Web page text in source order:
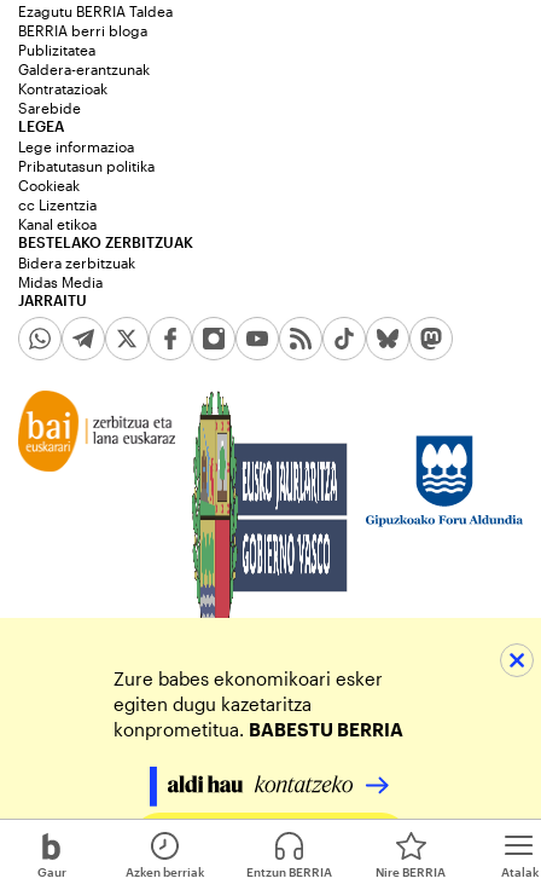
Gaur Atalak
Azken berriak Entzun BERRIA Nire BERRIA
Ezagutu BERRIA Taldea
BERRIA berri bloga
Publizitatea
Galdera-erantzunak
Kontratazioak
Sarebide
JARRAITU
LEGEA
Lege informazioa
Pribatutasun politika
Cookieak
cc Lizentzia
Kanal etikoa
BESTELAKO ZERBITZUAK
Bidera zerbitzuak
Midas Media
Zure babes ekonomikoari esker
egiten dugu kazetaritza
konprometitua. BABESTU BERRIA
Egin zure ekarpena